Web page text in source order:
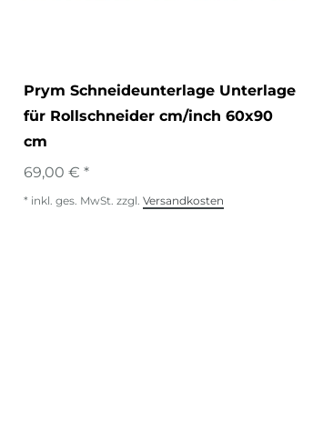
Prym Schneideunterlage Unterlage
für Rollschneider cm/inch 60x90
cm
69,00 € *
* inkl. ges. MwSt. zzgl. Versandkosten